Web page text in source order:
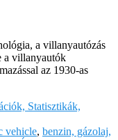
a villanyautózás
a villanyautók
az 1930-as
Statisztikák,
vehicle, benzin, gázolaj,